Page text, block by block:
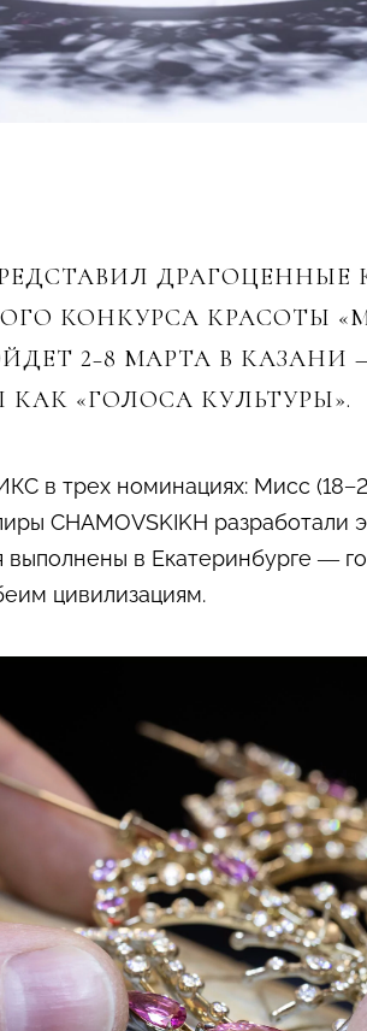
ДРАГОЦЕННЫЕ
КРАСОТЫ
2−8 МАРТА В
«ГОЛОСА КУЛЬТУРЫ».
в трех номинациях: Мисс
CHAMOVSKIKH
выполнены в Екатеринбурге —
цивилизациям.